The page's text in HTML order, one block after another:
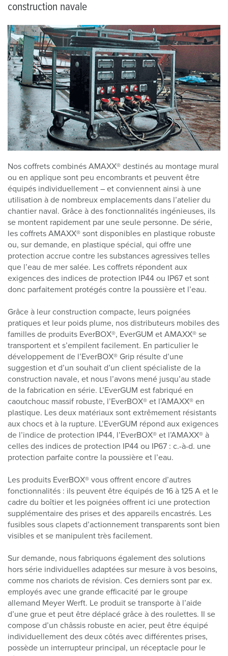
construction navale
Nos coffrets combinés AMAXX® destinés au montage mural
ou en applique sont peu encombrants et peuvent être
équipés individuellement – et conviennent ainsi à une
utilisation à de nombreux emplacements dans l’atelier du
chantier naval. Grâce à des fonctionnalités ingénieuses, ils
se montent rapidement par une seule personne. De série,
les coffrets AMAXX® sont disponibles en plastique robuste
ou, sur demande, en plastique spécial, qui offre une
protection accrue contre les substances agressives telles
que l’eau de mer salée. Les coffrets répondent aux
exigences des indices de protection IP44 ou IP67 et sont
donc parfaitement protégés contre la poussière et l’eau.
Grâce à leur construction compacte, leurs poignées
pratiques et leur poids plume, nos distributeurs mobiles des
familles de produits EverBOX®, EverGUM et AMAXX® se
transportent et s’empilent facilement. En particulier le
développement de l’EverBOX® Grip résulte d’une
suggestion et d’un souhait d’un client spécialiste de la
construction navale, et nous l’avons mené jusqu’au stade
de la fabrication en série. L’EverGUM est fabriqué en
caoutchouc massif robuste, l’EverBOX® et l’AMAXX® en
plastique. Les deux matériaux sont extrêmement résistants
aux chocs et à la rupture. L’EverGUM répond aux exigences
de l’indice de protection IP44, l’EverBOX® et l’AMAXX® à
celles des indices de protection IP44 ou IP67 : c.-à-d. une
protection parfaite contre la poussière et l’eau.
Les produits EverBOX® vous offrent encore d’autres
fonctionnalités : ils peuvent être équipés de 16 à 125 A et le
cadre du boîtier et les poignées offrent ici une protection
supplémentaire des prises et des appareils encastrés. Les
fusibles sous clapets d’actionnement transparents sont bien
visibles et se manipulent très facilement.
Sur demande, nous fabriquons également des solutions
hors série individuelles adaptées sur mesure à vos besoins,
comme nos chariots de révision. Ces derniers sont par ex.
employés avec une grande efficacité par le groupe
allemand Meyer Werft. Le produit se transporte à l’aide
d’une grue et peut être déplacé grâce à des roulettes. Il se
compose d’un châssis robuste en acier, peut être équipé
individuellement des deux côtés avec différentes prises,
possède un interrupteur principal, un réceptacle pour le